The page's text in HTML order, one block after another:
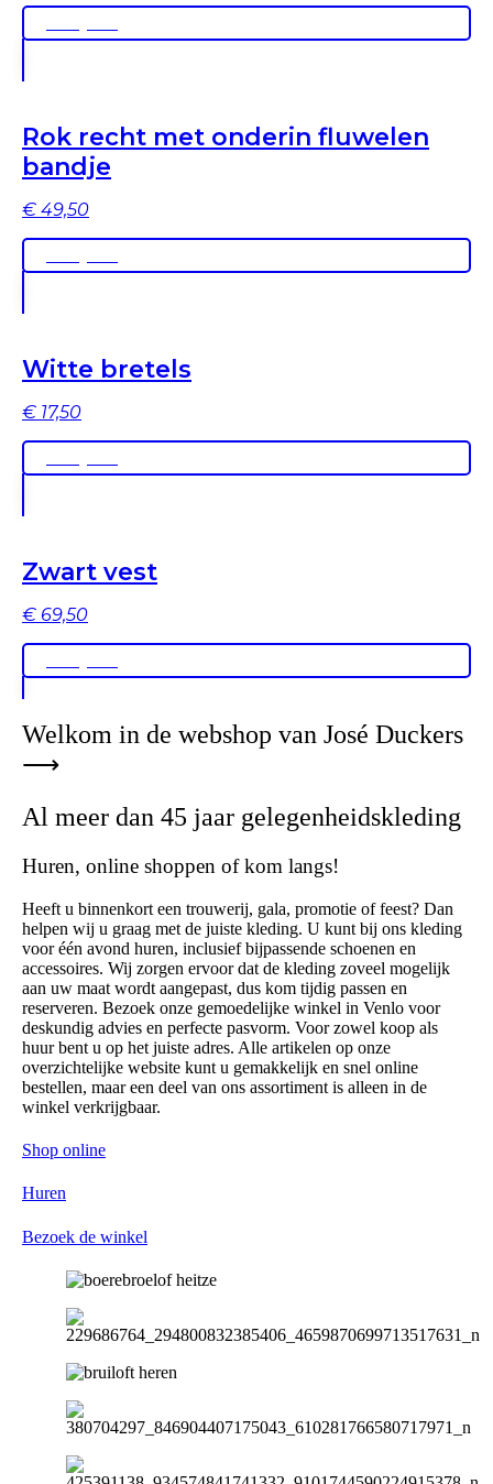
Rok recht met onderin fluwelen
bandje
€ 49,50
Witte bretels
€ 17,50
Zwart vest
€ 69,50
Welkom in de webshop van José Duckers
⟶
Al meer dan 45 jaar gelegenheidskleding
Huren, online shoppen of kom langs!
Heeft u binnenkort een trouwerij, gala, promotie of feest? Dan
helpen wij u graag met de juiste kleding. U kunt bij ons kleding
voor één avond huren, inclusief bijpassende schoenen en
accessoires. Wij zorgen ervoor dat de kleding zoveel mogelijk
aan uw maat wordt aangepast, dus kom tijdig passen en
reserveren. Bezoek onze gemoedelijke winkel in Venlo voor
deskundig advies en perfecte pasvorm. Voor zowel koop als
huur bent u op het juiste adres. Alle artikelen op onze
overzichtelijke website kunt u gemakkelijk en snel online
bestellen, maar een deel van ons assortiment is alleen in de
winkel verkrijgbaar.
Shop online
Huren
Bezoek de winkel